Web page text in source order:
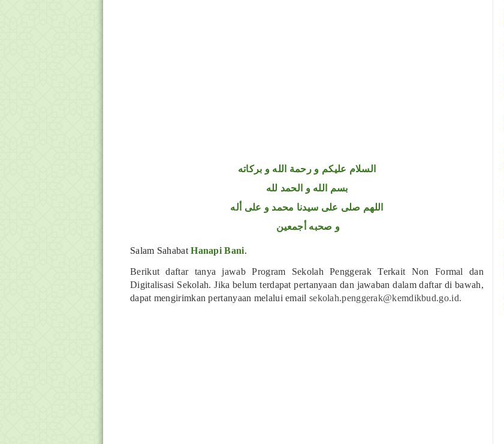
السلام عليكم و رحمة الله و بركاته
بسم الله و الحمد لله
اللهم صلى على سيدنا محمد و على أله
و صحبه أجمعين
Salam SahabatHanapi Bani.
Berikut daftar tanya jawab Program Sekolah Penggerak Terkait Non Formal dan
Digitalisasi Sekolah. Jika belum terdapat pertanyaan dan jawaban dalam daftar di bawah,
dapat mengirimkan pertanyaan melalui email sekolah.penggerak@kemdikbud.go.id.